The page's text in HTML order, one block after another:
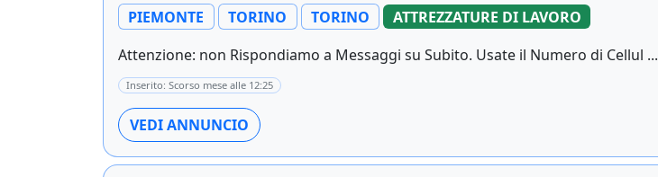
PIEMONTE TORINO TORINO
ATTREZZATURE DI LAVORO
Attenzione: non Rispondiamo a Messaggi su Subito. Usate il Numero di Cellul ...
Inserito: Scorso mese alle 12:25
VEDI ANNUNCIO